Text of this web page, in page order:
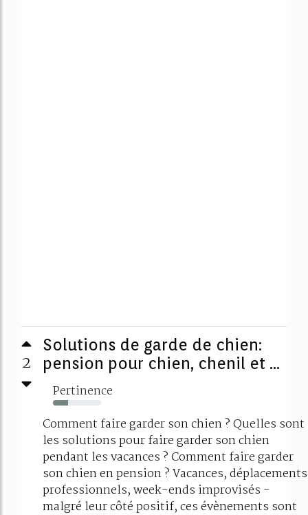
2
Solutions de garde de chien:
pension pour chien, chenil et ...
Pertinence
32%
Comment faire garder son chien ? Quelles sont
les solutions pour faire garder son chien
pendant les vacances ? Comment faire garder
son chien en pension ? Vacances, déplacements
professionnels, week-ends improvisés -
malgré leur côté positif, ces évènements sont